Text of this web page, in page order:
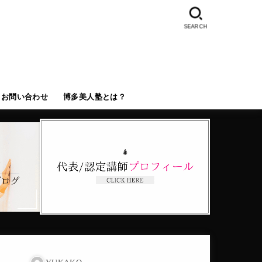
お問い合わせ 博多美人塾とは？
SEARCH